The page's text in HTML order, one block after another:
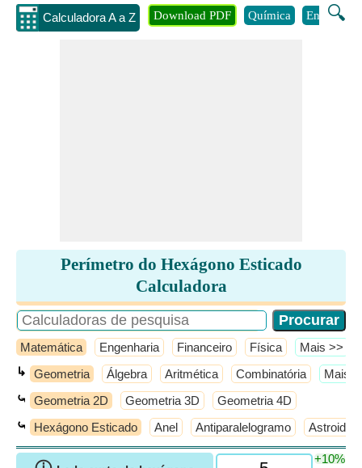
Calculadora A a Z 🔍
Download PDF Química
Perímetro do Hexágono Esticado
Calculadora
Matemática Engenharia Financeiro Física ​Mais >>
↳ Geometria Álgebra Aritmética Combinatória ​Mais
⤿ Geometria 2D Geometria 3D Geometria 4D
⤿ Hexágono Esticado Anel Antiparalelogramo Astroid
+10%